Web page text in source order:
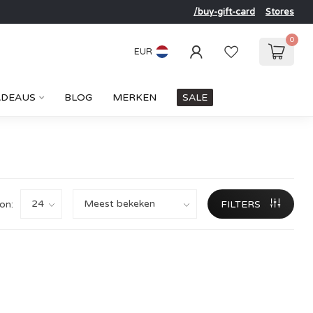
/buy-gift-card Stores
EUR
0
BLOG MERKEN SALE
FILTERS